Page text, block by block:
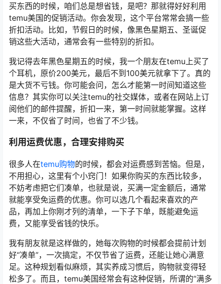
买东西的时候，咱们总是想省钱，是吧？那就得好好利用
temu美国的促销活动。你会发现，这个平台常常会搞一些
折扣活动。比如，节假日的时候，像黑色星期五、圣诞促
销这些大活动，通常会有一些特别的折扣。
我记得去年黑色星期五的时候，我一个朋友在temu上买了
个耳机，原价200美元，最后不到100美元就拿下了。真的
是大货不亏钱。你可能会问，怎么才能第一时间知道这些
信息？其实你可以关注temu的社交媒体，或者在网站上订
阅他们的邮件提醒，折扣一来，第一时间就能掌握。这样
一来，不仅省了时间，也省了不少钱。
利用运费优惠，合理安排购买
很多人在temu购物的时候，都会对运费感到苦恼。但是，
不用担心，这里有个小窍门！如果你购买的东西比较多，
不妨考虑把它们凑单，也就是说，买满一定金额后，通常
就能享受免运费的优惠。你可以选几个看起来喜欢的产
品，再加上你刚才列的清单，一下子下单，既能避免运
费，又能享受省钱的快乐。
我有朋友就是这样做的，她每次购物的时候都会提前计划
好“凑单”，一次搞定，不仅节省了运费，还能让她心满意
足。这种规划看似麻烦，其实养成习惯后，购物就变得轻
松多了。而且，temu美国经常会有这种促销，所谓的“满多